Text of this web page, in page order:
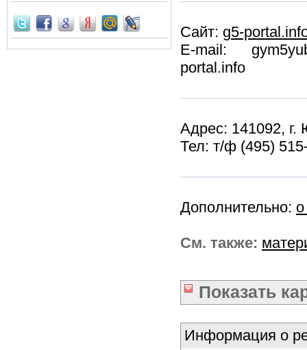
Сайт: g5-
E-mail:
portal.info
Адрес: 141092,
Тел: т/ф (495)
Дополнительно:
См. также:
Показать
Информация о